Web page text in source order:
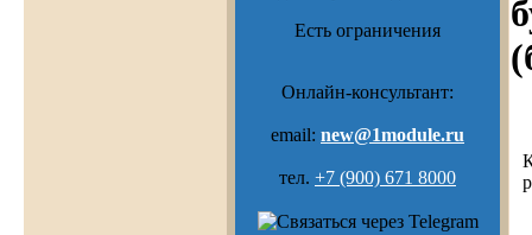
Есть ограничения
Онлайн-консультант:
email: new@1module.ru
тел. +7 (900) 671 8000